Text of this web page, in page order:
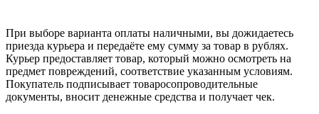
При выборе варианта оплаты наличными, вы дожидаетесь
приезда курьера и передаёте ему сумму за товар в рублях.
Курьер предоставляет товар, который можно осмотреть на
предмет повреждений, соответствие указанным условиям.
Покупатель подписывает товаросопроводительные
документы, вносит денежные средства и получает чек.